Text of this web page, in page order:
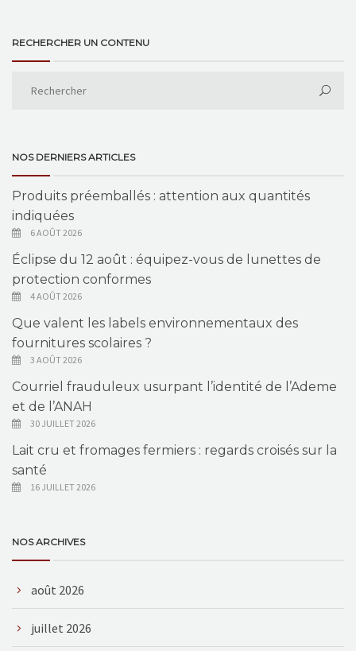
RECHERCHER UN CONTENU
NOS DERNIERS ARTICLES
Produits préemballés : attention aux quantités
indiquées
6 AOÛT 2026
Éclipse du 12 août : équipez-vous de lunettes de
protection conformes
4 AOÛT 2026
Que valent les labels environnementaux des
fournitures scolaires ?
3 AOÛT 2026
Courriel frauduleux usurpant l’identité de l’Ademe
et de l’ANAH
30 JUILLET 2026
Lait cru et fromages fermiers : regards croisés sur la
santé
16 JUILLET 2026
NOS ARCHIVES
août 2026
juillet 2026